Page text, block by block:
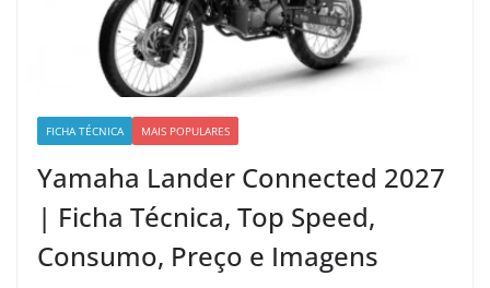
FICHA TÉCNICA MAIS POPULARES
Yamaha Lander Connected 2027
| Ficha Técnica, Top Speed,
Consumo, Preço e Imagens